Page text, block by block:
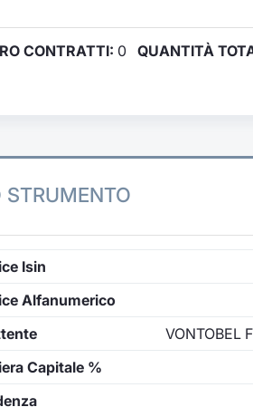
CONTRATTI: 0 QUANTITÀ
STRUMENTO
Isin
Alfanumerico
VONTOBEL
Capitale %